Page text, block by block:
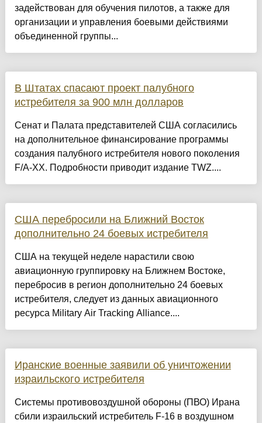
задействован для обучения пилотов, а также для
организации и управления боевыми действиями
объединенной группы...
В Штатах спасают проект палубного
истребителя за 900 млн долларов
Сенат и Палата представителей США согласились
на дополнительное финансирование программы
создания палубного истребителя нового поколения
F/A-XX. Подробности приводит издание TWZ....
США перебросили на Ближний Восток
дополнительно 24 боевых истребителя
США на текущей неделе нарастили свою
авиационную группировку на Ближнем Востоке,
перебросив в регион дополнительно 24 боевых
истребителя, следует из данных авиационного
ресурса Military Air Tracking Alliance....
Иранские военные заявили об уничтожении
израильского истребителя
Системы противовоздушной обороны (ПВО) Ирана
сбили израильский истребитель F-16 в воздушном